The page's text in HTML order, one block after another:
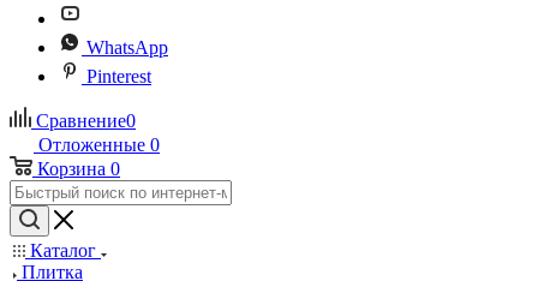
WhatsApp
Pinterest
Сравнение0
Отложенные 0
Корзина 0
Каталог
Плитка